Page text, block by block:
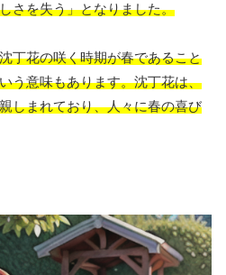
さを失う」となりました。
丁花の咲く時期が春であること
う意味もあります。沈丁花は、
しまれており、人々に春の喜び